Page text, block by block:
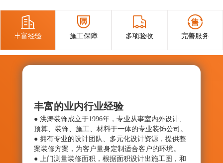

丰富经验

施工保障

多项验收

完善服务
丰富的业内行业经验
● 洪涛装饰成立于1996年，专业从事室内外设计、
预算、装饰、施工、材料于一体的专业装饰公司。
● 拥有专业的设计团队、多元化设计资源，提供整
案装修方案，为客户量身定制适合客户的环境。
● 上门测量装修面积，根据面积设计出施工图，和